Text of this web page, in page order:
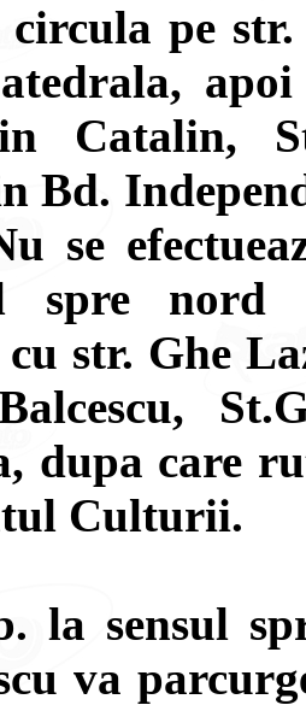
pe
Catalin,
Bd.
se
spre nord
str. Ghe
dupa care
Culturii.
la sensul
va